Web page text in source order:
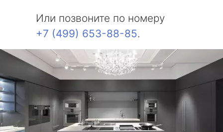
Или позвоните по номеру
+7 (499) 653-88-85.